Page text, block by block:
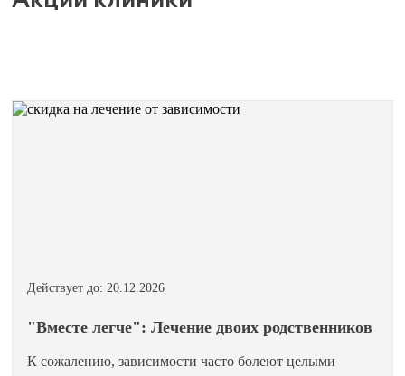
Действует до: 20.12.2026
"Вместе легче": Лечение двоих родственников
К сожалению, зависимости часто болеют целыми